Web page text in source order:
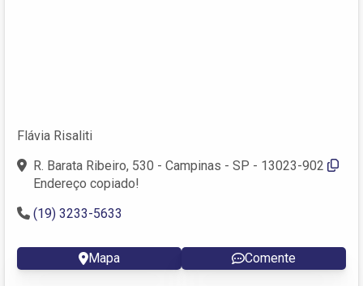
Flávia Risaliti
R. Barata Ribeiro, 530 - Campinas - SP - 13023-902
Endereço copiado!
(19) 3233-5633
Mapa Comente